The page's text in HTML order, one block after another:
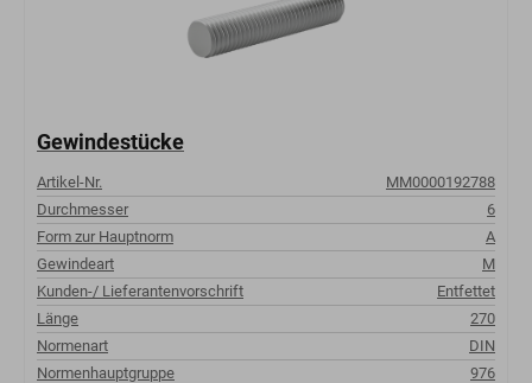
Gewindestücke
Artikel-Nr.
MM0000192788
Durchmesser
6
Form zur Hauptnorm
A
Gewindeart
M
Kunden-/ Lieferantenvorschrift
Entfettet
Länge
270
Normenart
DIN
Normenhauptgruppe
976